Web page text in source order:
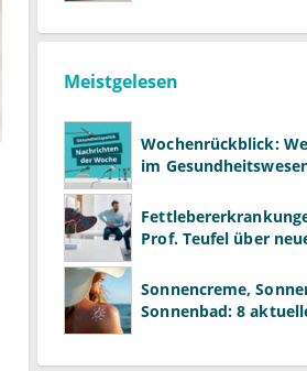
Meistgelesen
Wochenrückblick:
im
Prof. Teufel über
Sonnencreme,
Sonnenbad: 8